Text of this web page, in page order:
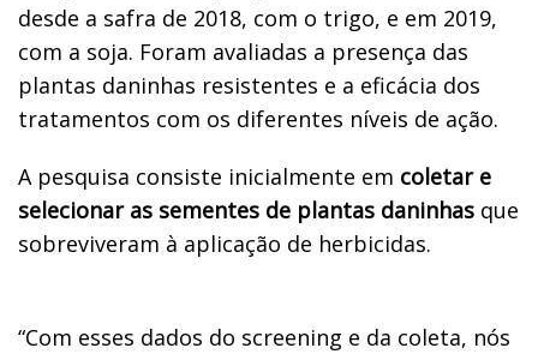
desde a safra de 2018, com o trigo, e em 2019,
com a soja. Foram avaliadas a presença das
plantas daninhas resistentes e a eficácia dos
tratamentos com os diferentes níveis de ação.
A pesquisa consiste inicialmente em coletar e
selecionar as sementes de plantas daninhas que
sobreviveram à aplicação de herbicidas.
“Com esses dados do screening e da coleta, nós